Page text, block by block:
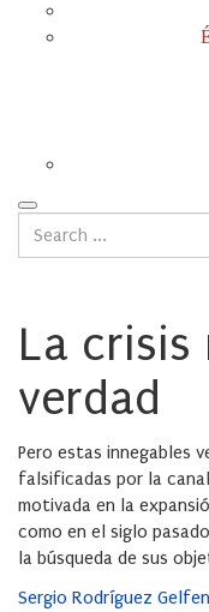
La crisis
verdad
Pero estas innegables
falsificadas por la
motivada en la
como en el siglo
la búsqueda de sus
Sergio Rodríguez